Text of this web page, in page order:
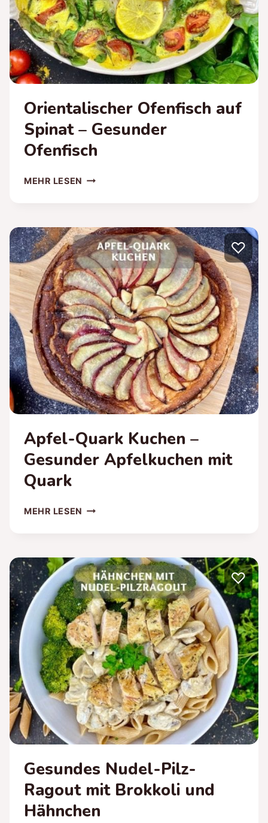
Orientalischer Ofenfisch auf
Spinat – Gesunder
Ofenfisch
MEHR LESEN ORIENTALISCHER
–
GESUNDER
OFENFISCH
♡
Apfel-Quark Kuchen –
Gesunder Apfelkuchen mit
Quark
MEHR LESEN APFEL-
GESUNDER
APFELKUCHEN
MIT
QUARK
♡
Gesundes Nudel-Pilz-
Ragout mit Brokkoli und
Hähnchen